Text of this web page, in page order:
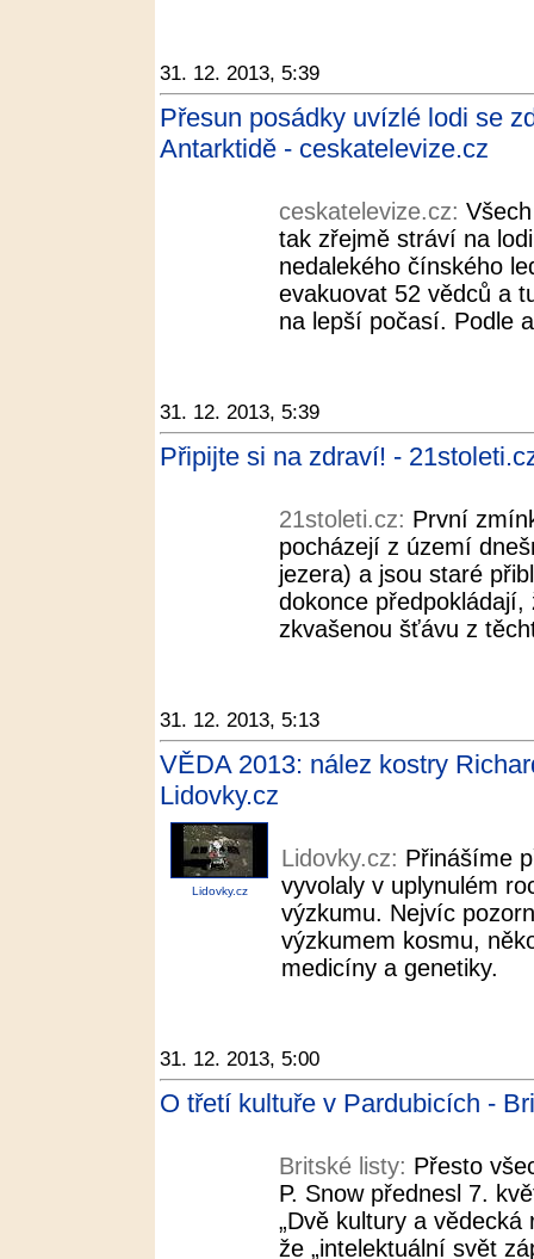
31. 12. 2013, 5:39
Přesun posádky uvízlé lodi se
Antarktidě - ceskatelevize.cz
ceskatelevize.cz:
tak zřejmě stráví na
nedalekého čínského
evakuovat 52 vědců a
na lepší počasí. Podle
31. 12. 2013, 5:39
Připijte si na zdraví! -
21stoleti.cz: První
pocházejí z území
jezera) a jsou staré
dokonce
zkvašenou šťávu z
31. 12. 2013, 5:13
VĚDA 2013: nález kostry
Lidovky.cz
Lidovky.cz
Lidovky.cz: Přinášíme
vyvolaly v uplynulém
výzkumu. Nejvíc
výzkumem kosmu,
medicíny a genetiky.
31. 12. 2013, 5:00
O třetí kultuře v Pardubicích -
Britské listy: Přesto
P. Snow přednesl 7.
„Dvě kultury a
že „intelektuální svět